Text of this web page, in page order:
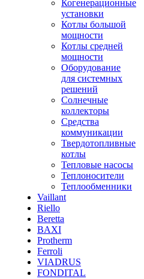
Когенерационные
установки
Котлы большой
мощности
Котлы средней
мощности
Оборудование
для системных
решений
Солнечные
коллекторы
Средства
коммуникации
Твердотопливные
котлы
Тепловые насосы
Теплоносители
Теплообменники
Vaillant
Riello
Beretta
BAXI
Protherm
Ferroli
VIADRUS
FONDITAL